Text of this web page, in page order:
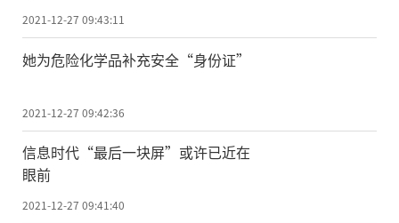
2021-12-27 09:43:11
她为危险化学品补充安全“身份证”
2021-12-27 09:42:36
信息时代“最后一块屏”或许已近在
眼前
2021-12-27 09:41:40